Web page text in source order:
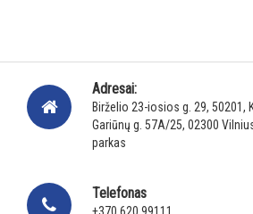
Adresai:
Birželio 23-iosios g. 29, 50201,
Gariūnų g. 57A/25, 02300
parkas
Telefonas